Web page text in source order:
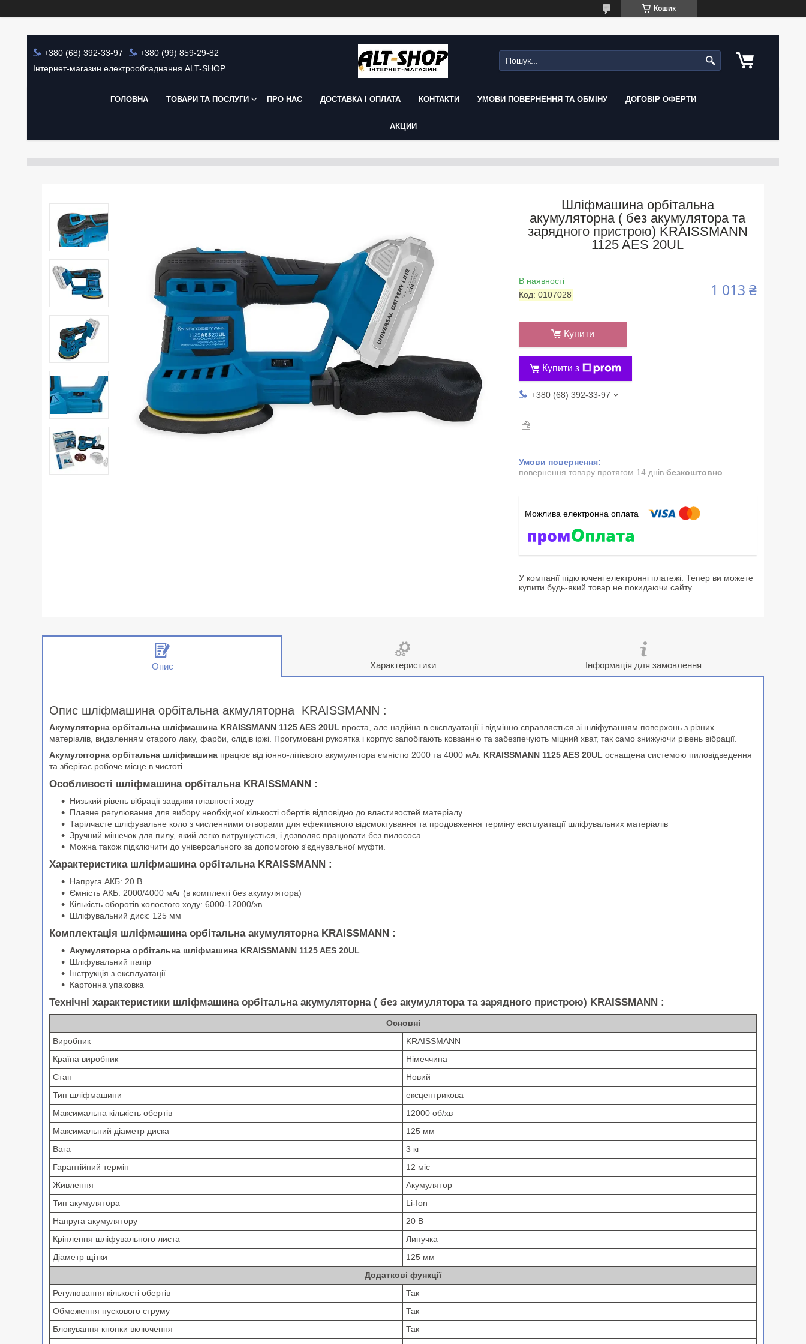
Кошик
+380 (68) 392-33-97
+380 (99) 859-29-82
Інтернет-магазин електрообладнання ALT-SHOP
ГОЛОВНА ТОВАРИ ТА ПОСЛУГИ ПРО НАС ДОСТАВКА І ОПЛАТА КОНТАКТИ УМОВИ ПОВЕРНЕННЯ ТА ОБМІНУ ДОГОВІР ОФЕРТИ
АКЦИИ
Шліфмашина орбітальна
акумуляторна ( без акумулятора та
зарядного пристрою) KRAISSMANN
1125 AES 20UL
В наявності
Код: 0107028 1 013 ₴
Купити
Купити з
+380 (68) 392-33-97
повернення товару протягом 14 днів безкоштовно
У компанії підключені електронні платежі. Тепер ви можете
купити будь-який товар не покидаючи сайту.
Опис Характеристики Інформація для замовлення
Опис шліфмашина орбітальна акмуляторна KRAISSMANN :
Акумуляторна орбітальна шліфмашина KRAISSMANN 1125 AES 20UL проста, але надійна в експлуатації і відмінно справляється зі шліфуванням поверхонь з різних
матеріалів, видаленням старого лаку, фарби, слідів іржі. Прогумовані рукоятка і корпус запобігають ковзанню та забезпечують міцний хват, так само знижуючи рівень вібрації.
Акумуляторна орбітальна шліфмашина працює від іонно-літієвого акумулятора ємністю 2000 та 4000 мАг. KRAISSMANN 1125 AES 20UL оснащена системою пиловідведення
та зберігає робоче місце в чистоті.
Особливості шліфмашина орбітальна KRAISSMANN :
Низький рівень вібрації завдяки плавності ходу
Плавне регулювання для вибору необхідної кількості обертів відповідно до властивостей матеріалу
Тарілчасте шліфувальне коло з численними отворами для ефективного відсмоктування та продовження терміну експлуатації шліфувальних матеріалів
Зручний мішечок для пилу, який легко витрушується, і дозволяє працювати без пилососа
Можна також підключити до універсального за допомогою з'єднувальної муфти.
Характеристика шліфмашина орбітальна KRAISSMANN :
Напруга АКБ: 20 В
Ємність АКБ: 2000/4000 мАг (в комплекті без акумулятора)
Кількість оборотів холостого ходу: 6000-12000/хв.
Шліфувальний диск: 125 мм
Комплектація шліфмашина орбітальна акумуляторна KRAISSMANN :
Акумуляторна орбітальна шліфмашина KRAISSMANN 1125 AES 20UL
Шліфувальний папір
Інструкція з експлуатації
Картонна упаковка
Технічні характеристики шліфмашина орбітальна акумуляторна ( без акумулятора та зарядного пристрою) KRAISSMANN :
Основні
Виробник
KRAISSMANN
Країна виробник
Німеччина
Стан
Новий
Тип шліфмашини
ексцентрикова
Максимальна кількість обертів
12000 об/хв
Максимальний діаметр диска
125 мм
Вага
3 кг
Гарантійний термін
12 міс
Живлення
Акумулятор
Тип акумулятора
Li-Ion
Напруга акумулятору
20 В
Кріплення шліфувального листа
Липучка
Діаметр щітки
125 мм
Додаткові функції
Регулювання кількості обертів
Так
Обмеження пускового струму
Так
Блокування кнопки включення
Так